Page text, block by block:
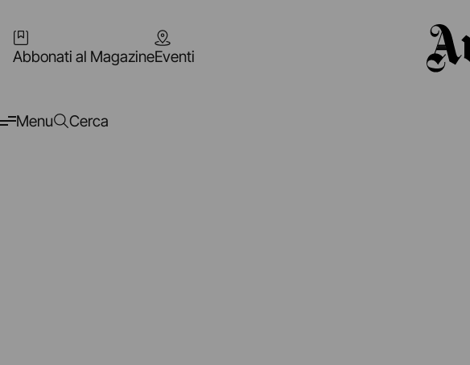
Abbonati al MagazineEventi
Menu Cerca